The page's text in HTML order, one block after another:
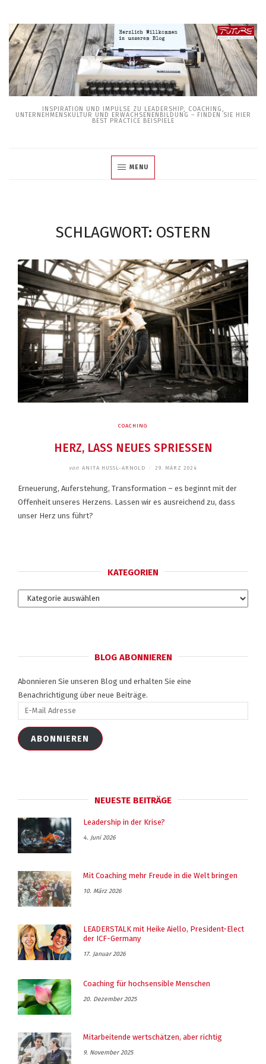
Skip
to
content
INSPIRATION UND IMPULSE ZU LEADERSHIP, COACHING,
UNTERNEHMENSKULTUR UND ERWACHSENENBILDUNG – FINDEN SIE HIER
BEST PRACTICE BEISPIELE
MENU
SCHLAGWORT: OSTERN
COACHING
HERZ, LASS NEUES SPRIESSEN
von ANITA HUSSL-ARNOLD 29. MÄRZ 2024
Erneuerung, Auferstehung, Transformation – es beginnt mit der
Offenheit unseres Herzens. Lassen wir es ausreichend zu, dass
unser Herz uns führt?
KATEGORIEN
Kategorien
BLOG ABONNIEREN
Abonnieren Sie unseren Blog und erhalten Sie eine
Benachrichtigung über neue Beiträge.
Mail
AdresseABONNIEREN
NEUESTE BEITRÄGE
Leadership in der Krise?
4. Juni 2026
Mit Coaching mehr Freude in die Welt bringen
10. März 2026
LEADERSTALK mit Heike Aiello, President-Elect
der ICF-Germany
17. Januar 2026
Coaching für hochsensible Menschen
20. Dezember 2025
Mitarbeitende wertschätzen, aber richtig
9. November 2025